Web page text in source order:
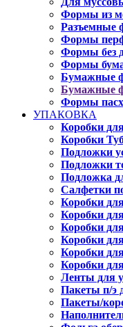
Формы из
Разъемные
Формы
Формы без
Формы
Бумажные
Бумажные
Формы
УПАКОВКА
Коробки
Коробки
Подложки
Подложки
Подложка
Салфетки
Коробки
Коробки
Коробки
Коробки
Коробки
Коробки
Ленты для
Пакеты п/э
Пакеты/